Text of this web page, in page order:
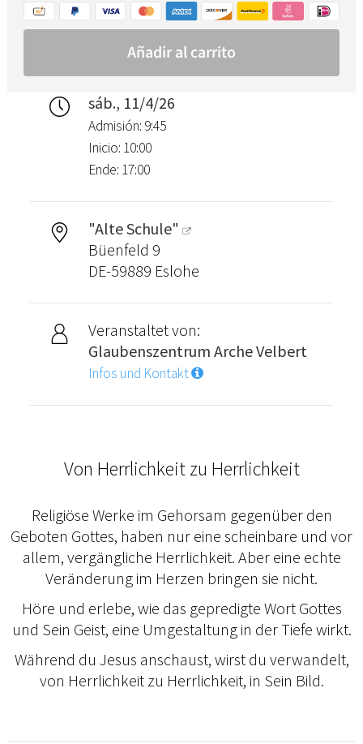
sáb., 11/4/26
Admisión: 9:45
Inicio: 10:00
Ende: 17:00
"Alte Schule"
Büenfeld 9
DE-59889 Eslohe
Veranstaltet von:
Glaubenszentrum Arche Velbert
Infos und Kontakt
Von Herrlichkeit zu Herrlichkeit
Religiöse Werke im Gehorsam gegenüber den
Geboten Gottes, haben nur eine scheinbare und vor
allem, vergängliche Herrlichkeit. Aber eine echte
Veränderung im Herzen bringen sie nicht.
Höre und erlebe, wie das gepredigte Wort Gottes
und Sein Geist, eine Umgestaltung in der Tiefe wirkt.
Während du Jesus anschaust, wirst du verwandelt,
von Herrlichkeit zu Herrlichkeit, in Sein Bild.